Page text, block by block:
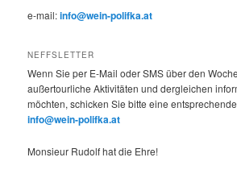
e-mail:info@wein-polifka.at
NEFFSLETTER
Wenn Sie per E-Mail oder SMS über den
außertourliche Aktivitäten und dergleichen
möchten, schicken Sie bitte eine
info@wein-polifka.at
Monsieur Rudolf hat die Ehre!